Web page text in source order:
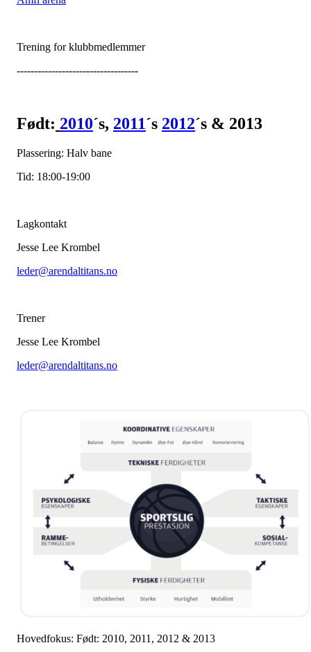
Trening for klubbmedlemmer
-----------------------------------
Født: 2010´s, 2011´s 2012´s & 2013
Plassering: Halv bane
Tid: 18:00-19:00
Lagkontakt
Jesse Lee Krombel
leder@arendaltitans.no
Trener
Jesse Lee Krombel
leder@arendaltitans.no
Hovedfokus: Født: 2010, 2011, 2012 & 2013